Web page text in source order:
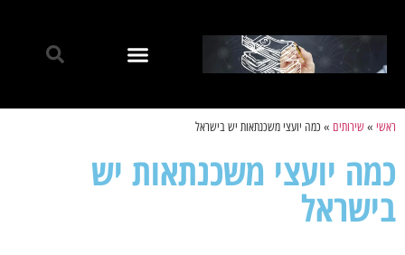
ראשי »שירותים » כמה יועצי משכנתאות יש בישראל
כמה יועצי משכנתאות יש
בישראל